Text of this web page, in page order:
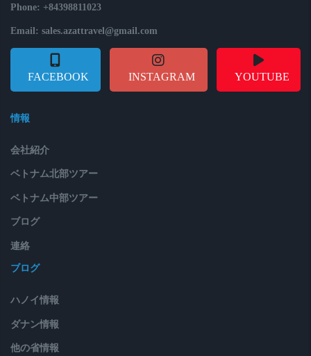
Phone: +84398811023
Email: sales.azattravel@gmail.com
FACEBOOK INSTAGRAM YOUTUBE
情報
会社紹介
ベトナム北部ツアー
ベトナム中部ツアー
ブログ
連絡
ブログ
ハノイ情報
ダナン情報
他の省情報